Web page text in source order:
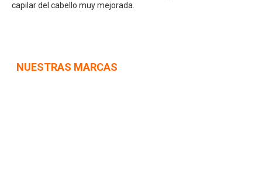
capilar del cabello muy mejorada.
NUESTRAS MARCAS